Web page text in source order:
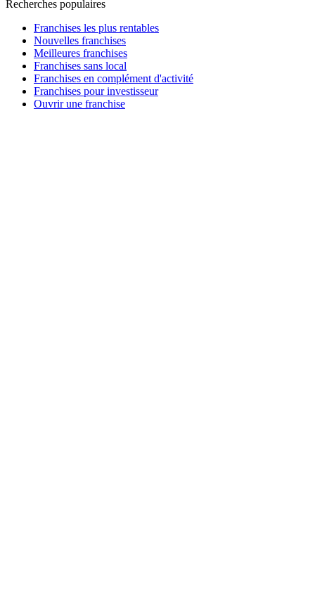
Recherches populaires
Franchises les plus rentables
Nouvelles franchises
Meilleures franchises
Franchises sans local
Franchises en complément d'activité
Franchises pour investisseur
Ouvrir une franchise